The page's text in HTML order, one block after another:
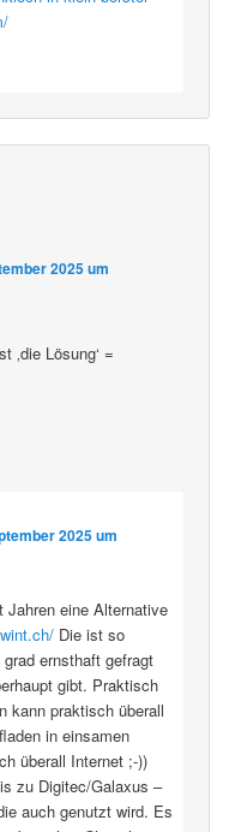
2025 um
‚die Lösung‘ =
2025 um
Jahren eine Alternative
Die ist so
ernsthaft gefragt
gibt. Praktisch
kann praktisch überall
in einsamen
überall Internet ;-))
zu Digitec/Galaxus –
auch genutzt wird. Es